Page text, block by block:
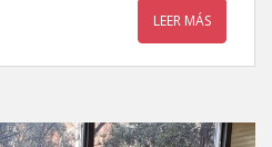
LEER MÁS